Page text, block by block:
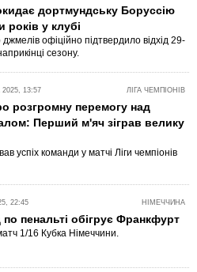
дортмундську Боруссію
років у клубі
джмелів офіційно підтвердило відхід 29-
сезону.
ЛІГА ЧЕМПІОНІВ
13:57
розгромну перемогу над
Перший м'яч зіграв велику
успіх команди у матчі Ліги чемпіонів
НІМЕЧЧИНА
22:45
пенальті обігрує Франкфурт
1/16 Кубка Німеччини.